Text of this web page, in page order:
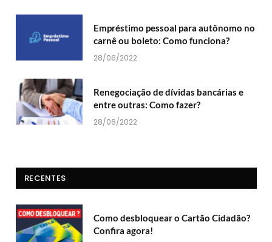
Empréstimo pessoal para autônomo no
carnê ou boleto: Como funciona?
28/06/2022
Renegociação de dívidas bancárias e
entre outras: Como fazer?
28/06/2022
RECENTES
Como desbloquear o Cartão Cidadão?
Confira agora!